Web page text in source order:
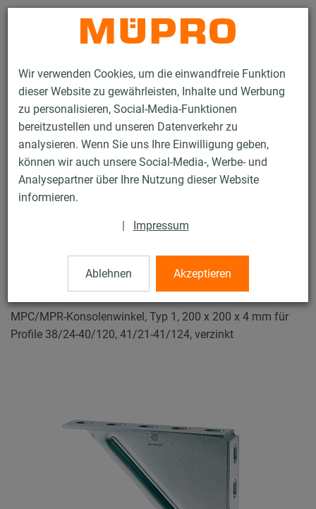
Wir verwenden Cookies, um die einwandfreie Funktion
dieser Website zu gewährleisten, Inhalte und Werbung
zu personalisieren, Social-Media-Funktionen
bereitzustellen und unseren Datenverkehr zu
analysieren. Wenn Sie uns Ihre Einwilligung geben,
können wir auch unsere Social-Media-, Werbe- und
Analysepartner über Ihre Nutzung dieser Website
informieren.
| Impressum
Ablehnen Akzeptieren
Kontakt
Produkte Befestigungstechnik
Lüftungsbefestigung
Installationsschienen für die Lüftungsbefestigung
MPC-Systemschienen (leichter bis mittlerer Lastbereich)
Konsolenwinkel
Konsolenwinkel
MPC/MPR-Konsolenwinkel, Typ 1, 200 x 200 x 4 mm für
Profile 38/24-40/120, 41/21-41/124, verzinkt